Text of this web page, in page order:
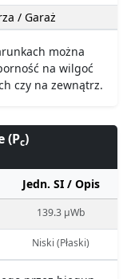
/ Garaż
można
na wilgoć
czy na zewnątrz.
(Pc)
Jedn. SI / Opis
139.3 µWb
Niski (Płaski)